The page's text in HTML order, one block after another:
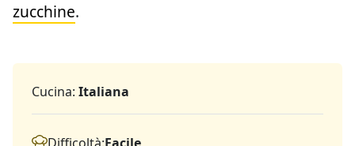
zucchine.
Cucina: Italiana